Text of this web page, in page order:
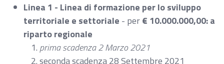
Linea 1 - Linea di formazione per lo sviluppo
territoriale e settoriale - per€ 10.000.000,00: a
riparto regionale
prima scadenza 2 Marzo 2021
seconda scadenza 28 Settembre 2021